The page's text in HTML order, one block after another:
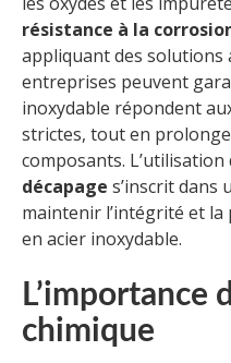
résistance à la
appliquant des solutions
entreprises peuvent
inoxydable répondent
strictes, tout en
composants.
décapage s’inscrit dans
maintenir l’intégrité et
en acier inoxydable.
L’importance
chimique